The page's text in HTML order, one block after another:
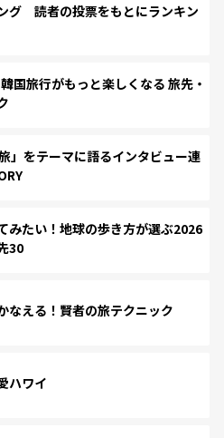
グ 読者の投票をもとにランキン
旅行がもっと楽しくなる 旅先・
」をテーマに語るインタビュー連
みたい！地球の歩き方が選ぶ2026
30
なえる！賢者の旅テクニック
ハワイ